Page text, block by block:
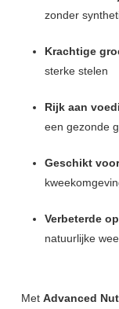
zonder
Krachtige
sterke stelen
Rijk aan
een gezonde
Geschikt
Verbeterde
natuurlijke
Met Advanced